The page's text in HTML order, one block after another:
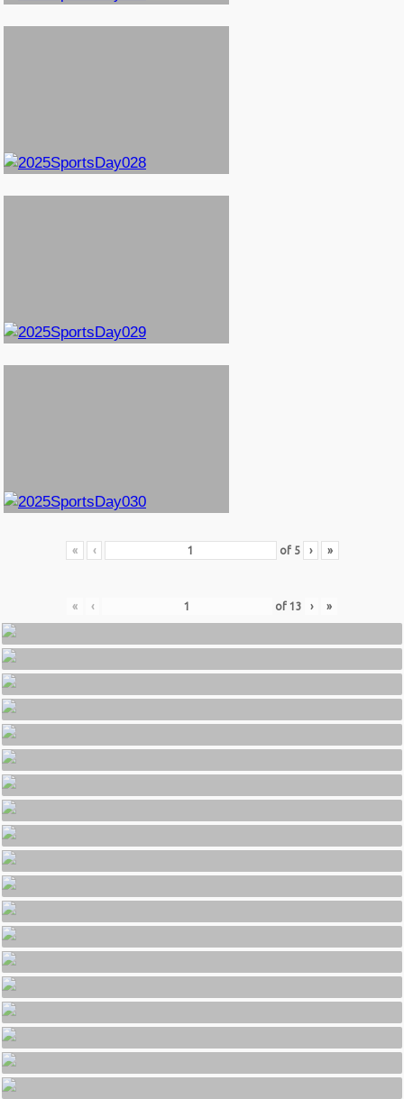
« ‹ of 5 › »
« ‹ of 13 › »